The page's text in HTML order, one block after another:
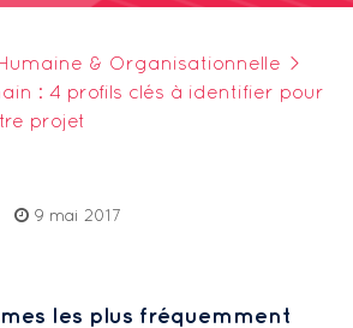
& Organisationnelle
>
: 4 profils clés à identifier pour
projet
9 mai 2017
les plus fréquemment